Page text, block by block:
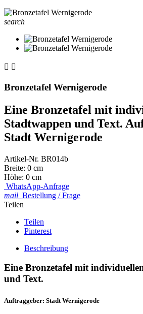
search
 
Bronzetafel Wernigerode
Eine Bronzetafel mit
Stadtwappen und Text.
Stadt Wernigerode
Artikel-Nr. BR014b
Breite: 0 cm
Höhe: 0 cm
WhatsApp-Anfrage
mail Bestellung / Frage
Teilen
Teilen
Pinterest
Beschreibung
Eine Bronzetafel mit
und Text.
Auftraggeber: Stadt Wernigerode